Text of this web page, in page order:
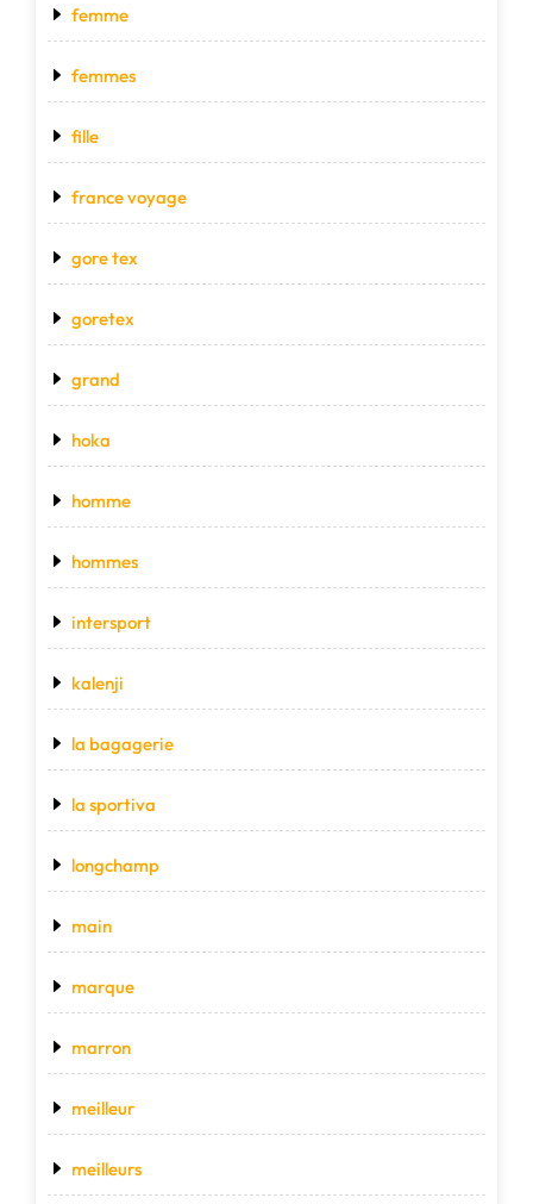
femme
femmes
fille
france voyage
gore tex
goretex
grand
hoka
homme
hommes
intersport
kalenji
la bagagerie
la sportiva
longchamp
main
marque
marron
meilleur
meilleurs